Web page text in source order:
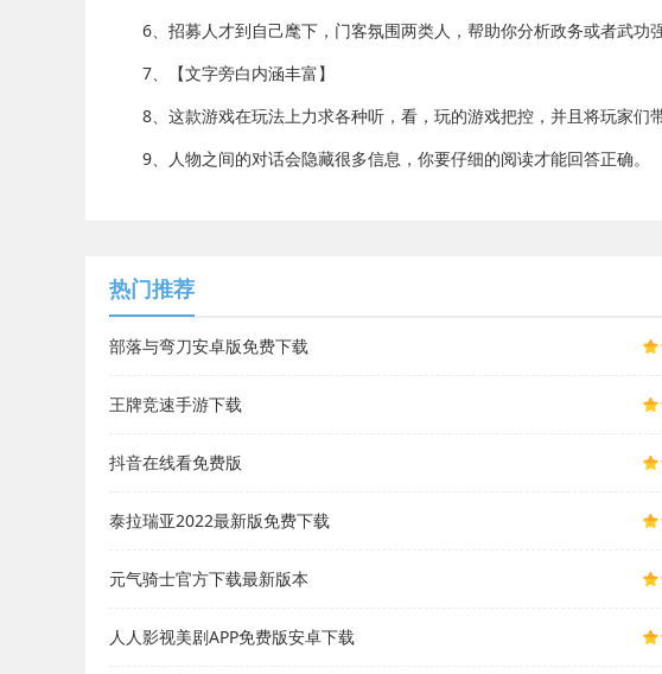
6、招募人才到自己麾下，门客氛围两类人，帮助你分析政务或者武功
7、【文字旁白内涵丰富】
8、这款游戏在玩法上力求各种听，看，玩的游戏把控，并且将玩家们
9、人物之间的对话会隐藏很多信息，你要仔细的阅读才能回答正确。
热门推荐
部落与弯刀安卓版免费下载
王牌竞速手游下载
抖音在线看免费版
泰拉瑞亚2022最新版免费下载
元气骑士官方下载最新版本
人人影视美剧APP免费版安卓下载